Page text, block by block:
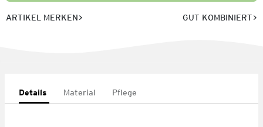
ARTIKEL MERKEN GUT KOMBINIERT
Details Material Pflege